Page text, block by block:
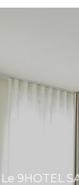
Le 9HOTEL